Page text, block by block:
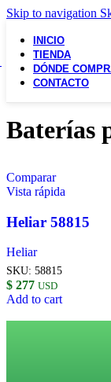
Skip to navigation
INICIO
TIENDA
DÓNDE
CONTACTO
Baterías
Comparar
Vista rápida
Heliar 58815
Heliar
SKU: 58815
$ 277 USD
Add to cart